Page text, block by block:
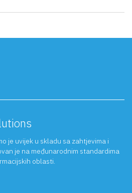
je uvijek u skladu sa zahtjevima i
je na međunarodnim standardima
oblasti.